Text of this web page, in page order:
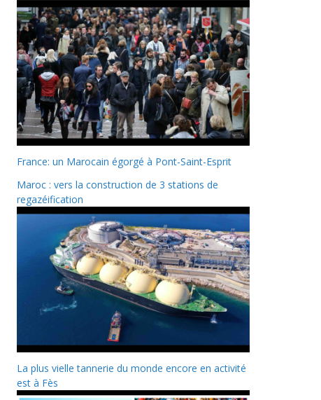
France: un Marocain égorgé à Pont-Saint-Esprit
Maroc : vers la construction de 3 stations de
regazéification
La plus vielle tannerie du monde encore en activité
est à Fès